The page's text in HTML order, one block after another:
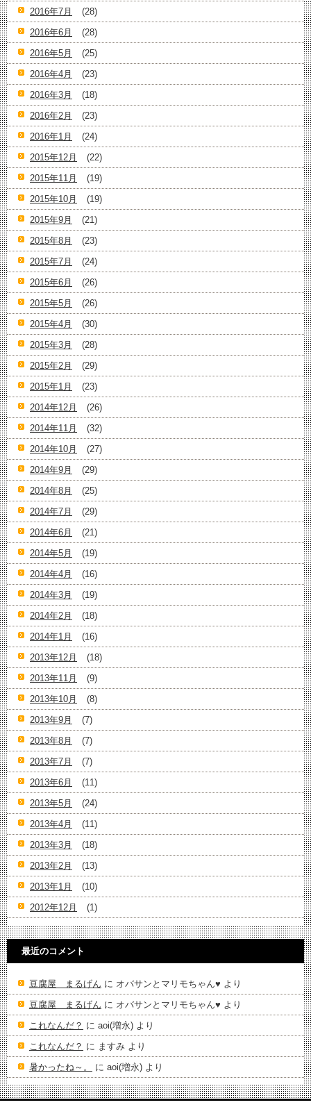
2016年7月
(28)
2016年6月
(28)
2016年5月
(25)
2016年4月
(23)
2016年3月
(18)
2016年2月
(23)
2016年1月
(24)
2015年12月
(22)
2015年11月
(19)
2015年10月
(19)
2015年9月
(21)
2015年8月
(23)
2015年7月
(24)
2015年6月
(26)
2015年5月
(26)
2015年4月
(30)
2015年3月
(28)
2015年2月
(29)
2015年1月
(23)
2014年12月
(26)
2014年11月
(32)
2014年10月
(27)
2014年9月
(29)
2014年8月
(25)
2014年7月
(29)
2014年6月
(21)
2014年5月
(19)
2014年4月
(16)
2014年3月
(19)
2014年2月
(18)
2014年1月
(16)
2013年12月
(18)
2013年11月
(9)
2013年10月
(8)
2013年9月
(7)
2013年8月
(7)
2013年7月
(7)
2013年6月
(11)
2013年5月
(24)
2013年4月
(11)
2013年3月
(18)
2013年2月
(13)
2013年1月
(10)
2012年12月
(1)
最近のコメント
豆腐屋 まるげん に オバサンとマリモちゃん♥️ より
豆腐屋 まるげん に オバサンとマリモちゃん♥️ より
これなんだ？ に aoi(増永) より
これなんだ？ に ますみ より
暑かったね～。
に aoi(増永) より